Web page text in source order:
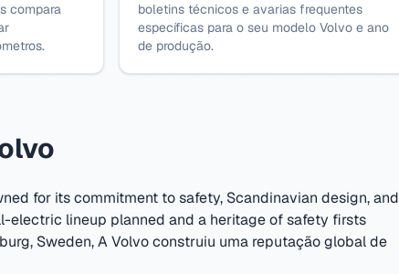
compara
boletins técnicos e avarias frequentes
específicas para o seu modelo Volvo e ano
de produção.
for its commitment to safety, Scandinavian design, and
electric lineup planned and a heritage of safety firsts
Sweden,A Volvo construiu uma reputação global de